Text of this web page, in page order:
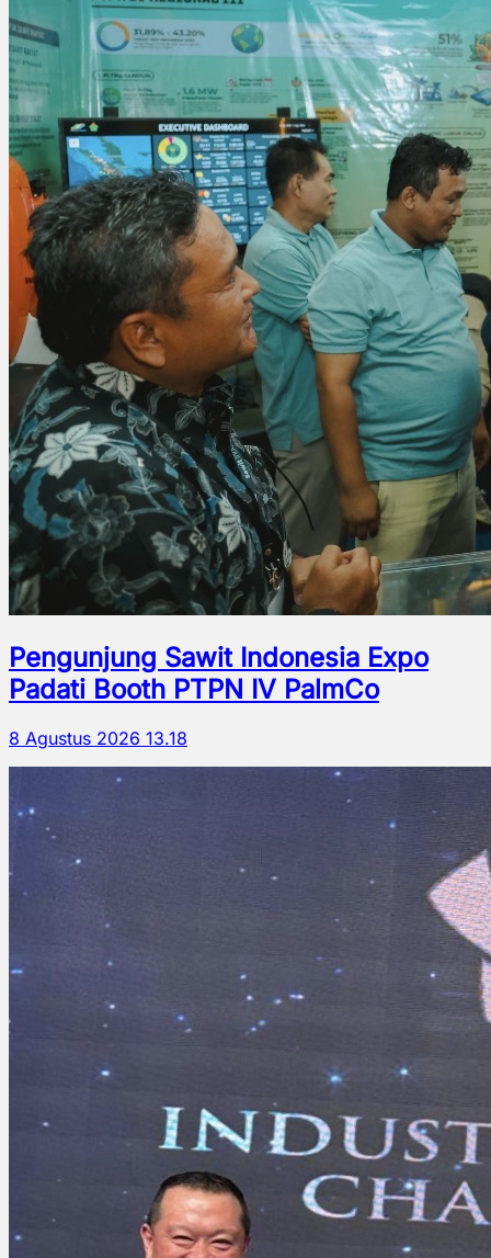
Pengunjung Sawit Indonesia Expo
Padati Booth PTPN IV PalmCo
8 Agustus 2026 13.18